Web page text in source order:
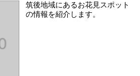
筑後地域にあるお花見スポット
の情報を紹介します。